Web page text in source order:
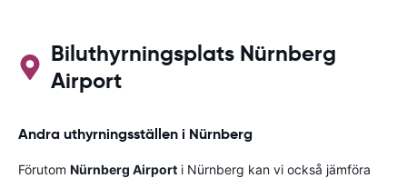
Biluthyrningsplats Nürnberg
Airport
Andra uthyrningsställen i Nürnberg
Förutom Nürnberg Airport i Nürnberg kan vi också jämföra